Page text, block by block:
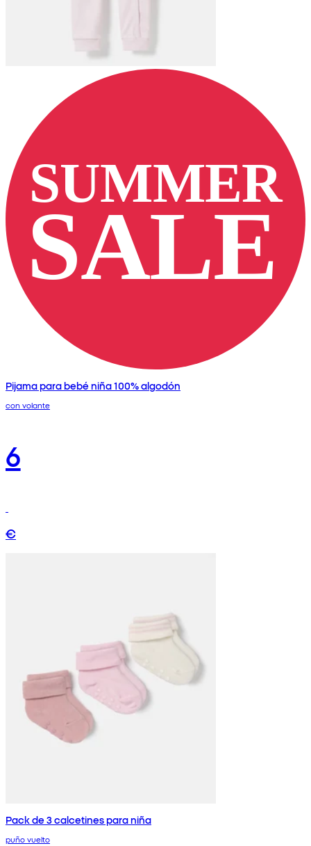
Pijama para bebé niña 100% algodón
con volante
6
€
Pack de 3 calcetines para niña
puño vuelto